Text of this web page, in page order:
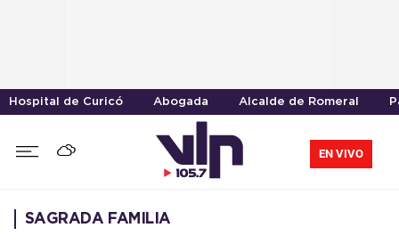
Hospital de Curicó Abogada Alcalde de Romeral
EN VIVO
SAGRADA FAMILIA